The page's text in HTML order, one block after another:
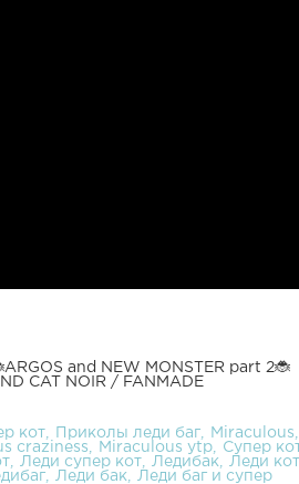
and NEW MONSTER part 2🐞
CAT NOIR / FANMADE
кот Приколы леди баг
Miraculous
craziness Miraculous ytp
Супер
Леди супер кот Ледибак Леди кот
Леди бак Леди баг и супер